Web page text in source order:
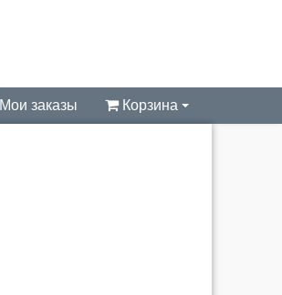
Мои заказы Корзина